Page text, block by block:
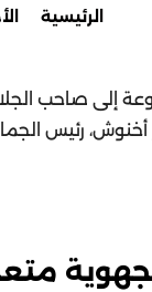
الرئيسية
إلى صاحب
رئيس الجماعة